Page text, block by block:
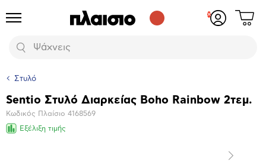
Προϊόντα
Αναζήτηση
Δες
Στυλό
Βασικά
χαρακτηριστικά
Sentio Στυλό Διαρκείας Boho Rainbow 2τεμ.
Κωδικός Πλαίσιο 4168569
Εξέλιξη τιμής
Επόμενο